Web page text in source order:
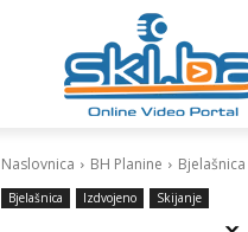
Naslovnica BH Planine Bjelašnica
Bjelašnica Izdvojeno Skijanje